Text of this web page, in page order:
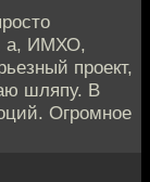
а, ИМХО,
проект,
шляпу. В
Огромное